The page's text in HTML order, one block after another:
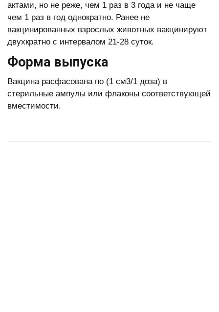
актами, но не реже, чем 1 раз в 3 года и не чаще
чем 1 раз в год однократно. Ранее не
вакцинированных взрослых животных вакцинируют
двухкратно с интервалом 21-28 суток.
Форма выпуска
Вакцина расфасована по (1 см3/1 доза) в
стерильные ампулы или флаконы соответствующей
вместимости.